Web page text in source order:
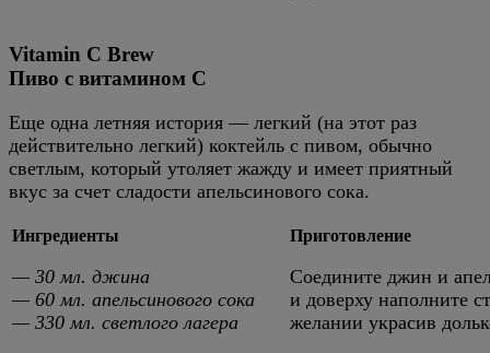
Vitamin C Brew
Пиво с витамином C
Еще одна летняя история — легкий (на этот раз
действительно легкий) коктейль с пивом, обычно
светлым, который утоляет жажду и имеет приятный
вкус за счет сладости апельсинового сока.
Ингредиенты
— 30 мл. джина
— 60 мл. апельсинового сока
— 330 мл. светлого лагера
Приготовление
Соедините джин и
и доверху наполните
желании украсив